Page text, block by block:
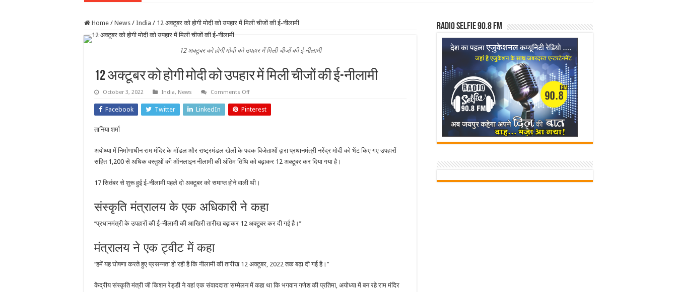
Home / News / India / 12 अक्टूबर को होगी मोदी को उपहार में मिली चीजों की ई-नीलामी
12 अक्टूबर को होगी मोदी को उपहार में मिली चीजों की ई-नीलामी
12 अक्टूबर को होगी मोदी को उपहार में मिली चीजों की ई-नीलामी
October 3, 2022 India, News Comments Offon
अक्टूबर
को
होगी
मिली
चीजों
की
Facebook Twitter LinkedIn Pinterest
तानिया शर्मा
अयोध्या में निर्माणाधीन राम मंदिर के मॉडल और राष्ट्रमंडल खेलों के पदक विजेताओं द्वारा प्रधानमंत्री नरेंद्र मोदी को भेंट किए गए उपहारों
सहित 1,200 से अधिक वस्तुओं की ऑनलाइन नीलामी की अंतिम तिथि को बढ़ाकर 12 अक्टूबर कर दिया गया है।
17 सितंबर से शुरू हुई ई-नीलामी पहले दो अक्टूबर को समाप्त होने वाली थी।
संस्कृति मंत्रालय के एक अधिकारी ने कहा
‘‘प्रधानमंत्री के उपहारों की ई-नीलामी की आखिरी तारीख बढ़ाकर 12 अक्टूबर कर दी गई है।’’
मंत्रालय ने एक ट्वीट में कहा
‘‘हमें यह घोषणा करते हुए प्रसन्नता हो रही है कि नीलामी की तारीख 12 अक्टूबर, 2022 तक बढ़ा दी गई है।’’
केंद्रीय संस्कृति मंत्री जी किशन रेड्डी ने यहां एक संवाददाता सम्मेलन में कहा था कि भगवान गणेश की प्रतिमा, अयोध्या में बन रहे राम मंदिर
Radio Selfie 90.8 FM